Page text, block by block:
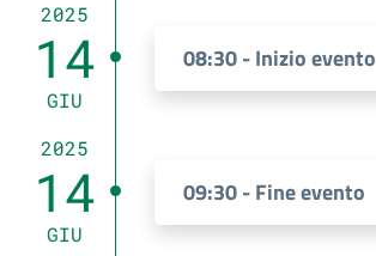
2025
14
GIU
08:30 - Inizio evento
2025
14
GIU
09:30 - Fine evento